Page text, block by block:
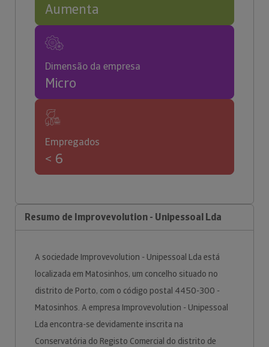
Aumenta
Dimensão da empresa
Micro
Empregados
< 6
Resumo de Improvevolution - Unipessoal Lda
A sociedade Improvevolution - Unipessoal Lda está
localizada em Matosinhos, um concelho situado no
distrito de Porto, com o código postal 4450-300 -
Matosinhos. A empresa Improvevolution - Unipessoal
Lda encontra-se devidamente inscrita na
Conservatória do Registo Comercial do distrito de